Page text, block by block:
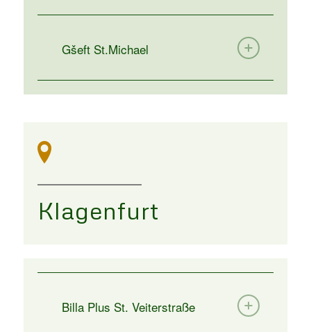
Gšeft St.Michael
Klagenfurt
Billa Plus St. Veiterstraße